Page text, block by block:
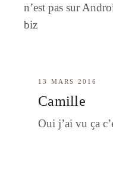
n’est pas sur
biz
13 MARS 2016
Camille
Oui j’ai vu ça